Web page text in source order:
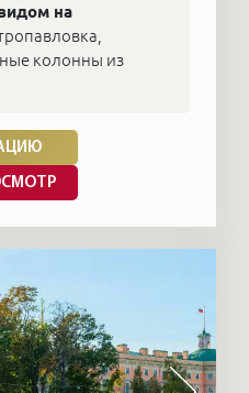
на
колонны из